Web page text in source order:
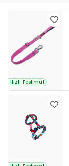
Hızlı Teslimat